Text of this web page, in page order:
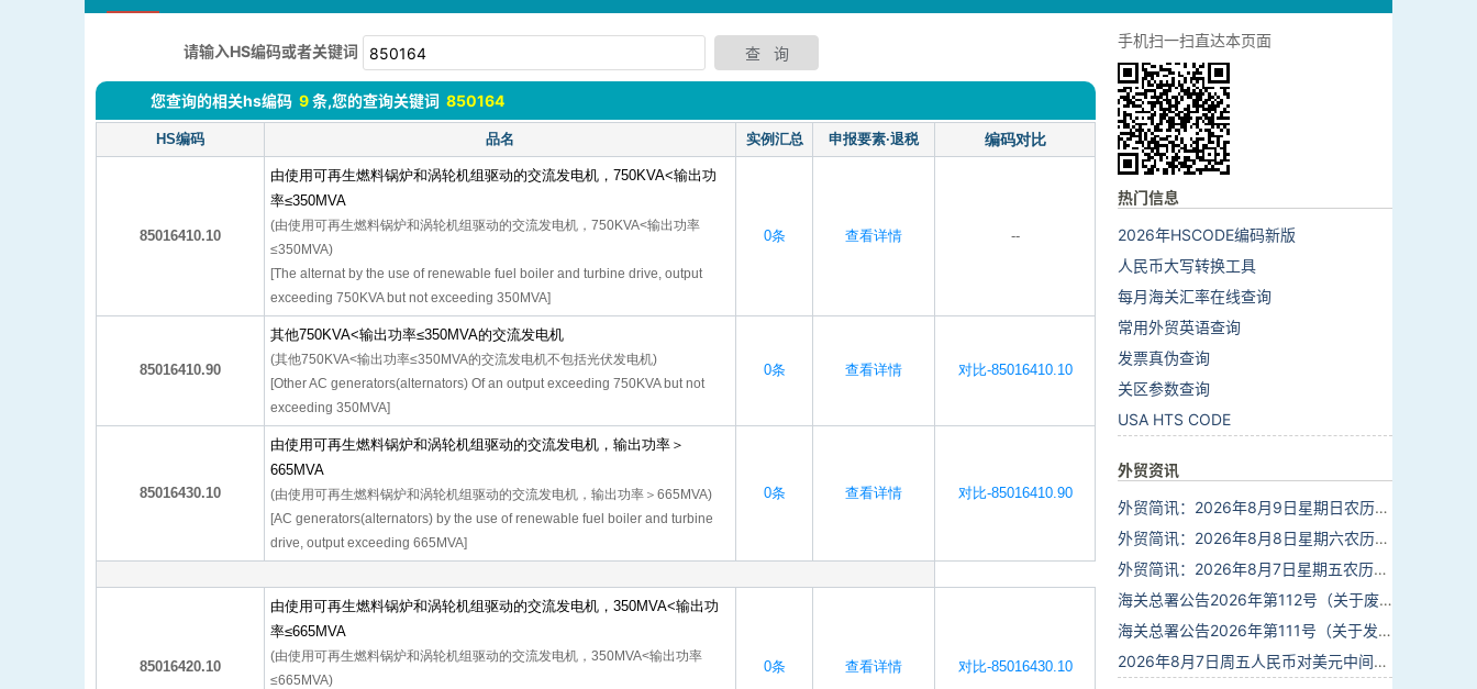
请输入HS编码或者关键词
您查询的相关hs编码 9条,您的查询关键词 850164
HS编码 品名 实例汇总 申报要素·退税 编码对比
85016410.10
由使用可再生燃料锅炉和涡轮机组驱动的交流发电机，750KVA<输出功
率≤350MVA
(由使用可再生燃料锅炉和涡轮机组驱动的交流发电机，750KVA<输出功率
≤350MVA)
[The alternat by the use of renewable fuel boiler and turbine drive, output
exceeding 750KVA but not exceeding 350MVA]
0条 查看详情 --
85016410.90
其他750KVA<输出功率≤350MVA的交流发电机
(其他750KVA<输出功率≤350MVA的交流发电机不包括光伏发电机)
[Other AC generators(alternators) Of an output exceeding 750KVA but not
exceeding 350MVA]
0条 查看详情 对比-85016410.10
85016430.10
由使用可再生燃料锅炉和涡轮机组驱动的交流发电机，输出功率＞
665MVA
(由使用可再生燃料锅炉和涡轮机组驱动的交流发电机，输出功率＞665MVA)
[AC generators(alternators) by the use of renewable fuel boiler and turbine
drive, output exceeding 665MVA]
0条 查看详情 对比-85016410.90
85016420.10
由使用可再生燃料锅炉和涡轮机组驱动的交流发电机，350MVA<输出功
率≤665MVA
(由使用可再生燃料锅炉和涡轮机组驱动的交流发电机，350MVA<输出功率
≤665MVA)
0条 查看详情 对比-85016430.10
手机扫一扫直达本页面
热门信息
2026年HSCODE编码新版
人民币大写转换工具
每月海关汇率在线查询
常用外贸英语查询
发票真伪查询
关区参数查询
USA HTS CODE
外贸资讯
外贸简讯：2026年8月9日星期日农历六月廿七
外贸简讯：2026年8月8日星期六农历六月廿六
外贸简讯：2026年8月7日星期五农历六月廿五
海关总署公告2026年第112号（关于废止部分卫生检疫类规范性文件的公告）
海关总署公告2026年第111号（关于发布《进出境动植物检疫处理监督管理工作规定》《进出境卫生处理监督管理工作规定》的公告）
2026年8月7日周五人民币对美元中间价报6.7904调贬9个基点